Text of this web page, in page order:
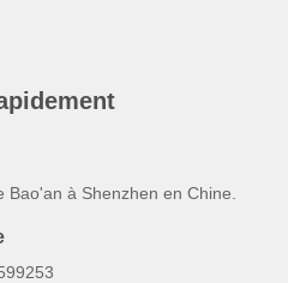
Bao'an à Shenzhen en Chine.